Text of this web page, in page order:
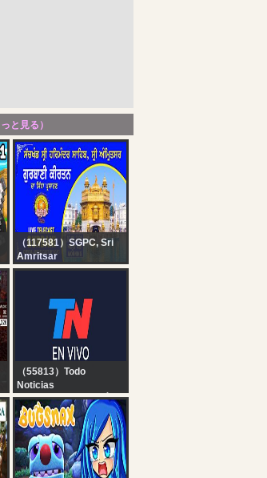
と見る）
（117581）SGPC, Sri
Amritsar
Official SGPC LIVE |
Sachkhand Sri
Harmandir Sahib, Sri
Amritsar | 08.08.2026
（55813）Todo
Noticias
TN EN VIVO - SEGUÍ LA
TRANSMISIÓN EN VIVO
DE TODO NOTICIAS